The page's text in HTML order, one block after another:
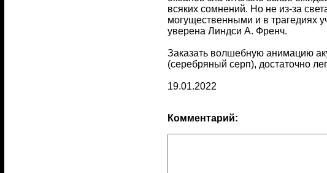
всяких сомнений. Но не из-за
могущественными и в трагедиях
уверена Линдси А. Френч.
Заказать волшебную анимацию
(серебряный серп), достаточно
19.01.2022
Комментарий: